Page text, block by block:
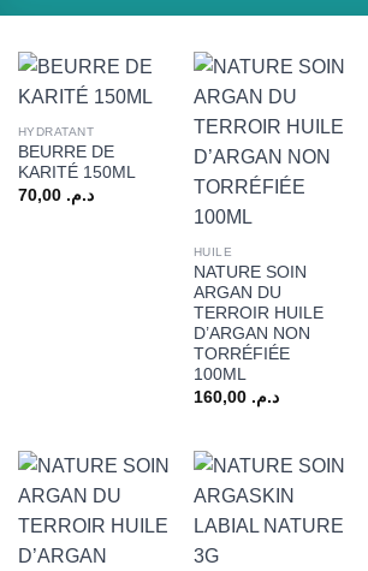
HYDRATANT
BEURRE DE
KARITÉ 150ML
د.م. 70,00
HUILE
NATURE SOIN
ARGAN DU
TERROIR HUILE
D’ARGAN NON
TORRÉFIÉE
100ML
د.م. 160,00